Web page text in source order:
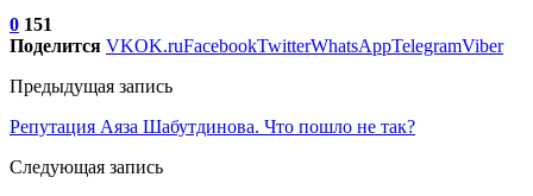
0 151
Поделится VKOK.ruFacebookTwitterWhatsAppTelegramViber
Предыдущая запись
Репутация Аяза Шабутдинова. Что пошло не так?
Следующая запись